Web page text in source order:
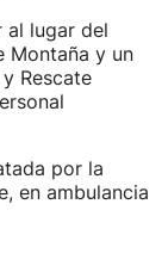
al lugar del
Montaña y un
Rescate
por la
en ambulancia